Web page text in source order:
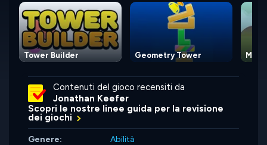
Tower Builder Geometry Tower
Contenuti del gioco recensiti da
Jonathan Keefer
Scopri le nostre linee guida per la revisione
dei giochi
Genere:
Abilità